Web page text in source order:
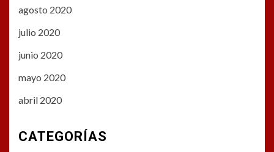
agosto 2020
julio 2020
junio 2020
mayo 2020
abril 2020
CATEGORÍAS